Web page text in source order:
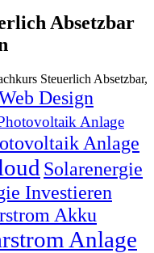
Absetzbar
Steuerlich Absetzbar,
Design
Anlage
Anlage
Solarenergie
Investieren
Akku
Anlage